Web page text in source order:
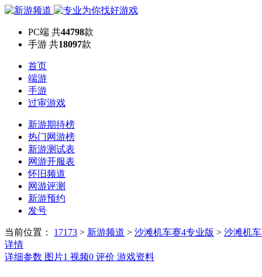
PC端 共44798款
手游 共18097款
首页
端游
手游
过审游戏
新游期待榜
热门网游榜
新游测试表
网游开服表
怀旧频道
网游评测
新游预约
发号
当前位置： 17173 > 新游频道 > 沙滩机车赛4专业版 > 沙滩机
详情
详细参数 图片1 视频0 评价 游戏资料